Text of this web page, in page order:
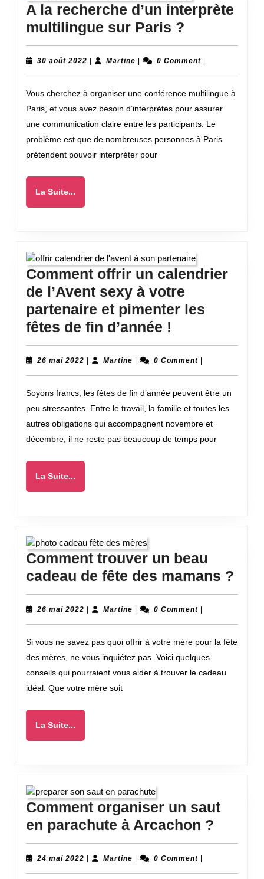
A la recherche d’un interprète
multilingue sur Paris ?
la
recherche
d’un
interprète
multilingue
sur
30 août 2022 30
| Martine Martine
| 0 Comment |
Vous cherchez à organiser une conférence multilingue à
Paris, et vous avez besoin d’interprètes pour assurer
une communication claire entre les participants. Le
problème est que de nombreuses personnes à Paris
prétendent pouvoir interpréter pour
La Suite...
Suite...
Comment offrir un calendrier
de l’Avent sexy à votre
partenaire et pimenter les
fêtes de fin d’année !
offrir
un
calendrier
de
l’Avent
sexy
fêtes
de
fin
d’année
!
26 mai 2022 26
| Martine Martine
| 0 Comment |
Soyons francs, les fêtes de fin d’année peuvent être un
peu stressantes. Entre le travail, la famille et toutes les
autres obligations qui accompagnent novembre et
décembre, il ne reste pas beaucoup de temps pour
La Suite...
Suite...
Comment trouver un beau
cadeau de fête des mamans ?
26 mai 2022 26
| Martine Martine
| 0 Comment |
Si vous ne savez pas quoi offrir à votre mère pour la fête
des mères, ne vous inquiétez pas. Voici quelques
conseils qui pourraient vous aider à trouver le cadeau
idéal. Que votre mère soit
La Suite...
Suite...
Comment organiser un saut
en parachute à Arcachon ?
24 mai 2022 24
| Martine Martine
| 0 Comment |